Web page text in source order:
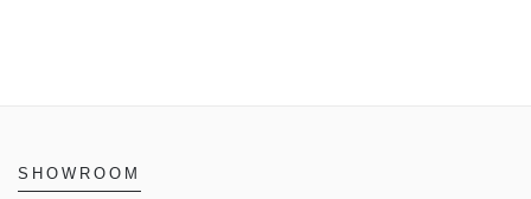
SHOWROOM